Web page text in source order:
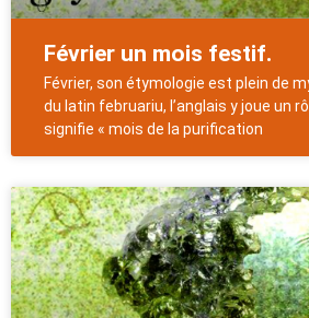
Février un mois festif.
Février, son étymologie est plein de
du latin februariu, l’anglais y joue un
signifie « mois de la purification